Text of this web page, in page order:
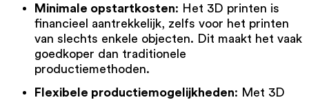
Minimale opstartkosten: Het 3D printen is
financieel aantrekkelijk, zelfs voor het printen
van slechts enkele objecten. Dit maakt het vaak
goedkoper dan traditionele
productiemethoden.
Flexibele productiemogelijkheden: Met 3D